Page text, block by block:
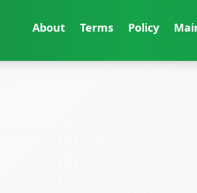
About Terms Policy